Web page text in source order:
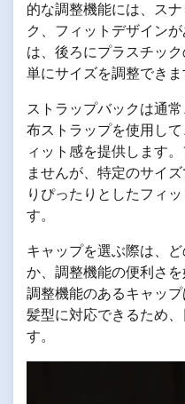
的な調整機能には、ス
ク、フィットデザイン
は、後ろにプラスチッ
単にサイズを調整できま
ストラップバックは通
布ストラップを使用し
ィット感を提供します
ませんが、特定のサイ
りぴったりとしたフィ
す。
キャップを選ぶ際は、
か、調整機能の便利さを
調整機能のあるキャッ
髪型に対応できるため
す。